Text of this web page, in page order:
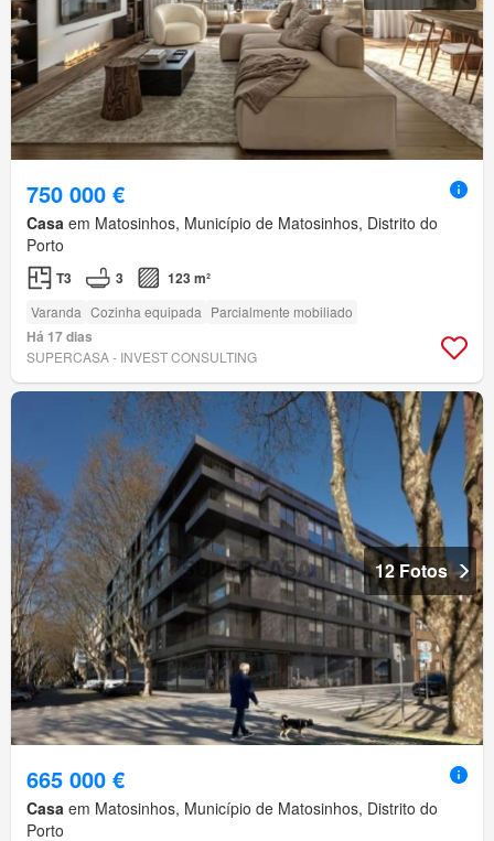
750 000 €
Casa em Matosinhos, Município de Matosinhos, Distrito do
Porto
T3 3 123 m²
Varanda Cozinha equipada Parcialmente mobiliado
Há 17 dias
SUPERCASA - INVEST CONSULTING
12 Fotos
665 000 €
Casa em Matosinhos, Município de Matosinhos, Distrito do
Porto